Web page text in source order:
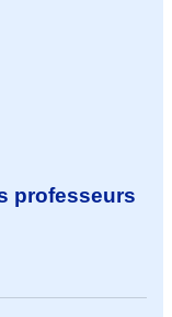
professeurs